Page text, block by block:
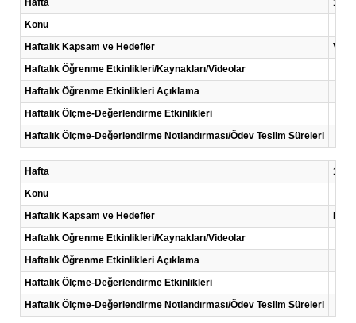
Hafta
12
Konu
Haftalık Kapsam ve Hedefler
Haftalık Öğrenme Etkinlikleri/Kaynakları/Videolar
Haftalık Öğrenme Etkinlikleri Açıklama
Haftalık Ölçme-Değerlendirme Etkinlikleri
Haftalık Ölçme-Değerlendirme Notlandırması/Ödev Teslim Süreleri
Hafta
13
Konu
Haftalık Kapsam ve Hedefler
Haftalık Öğrenme Etkinlikleri/Kaynakları/Videolar
Haftalık Öğrenme Etkinlikleri Açıklama
Haftalık Ölçme-Değerlendirme Etkinlikleri
Haftalık Ölçme-Değerlendirme Notlandırması/Ödev Teslim Süreleri